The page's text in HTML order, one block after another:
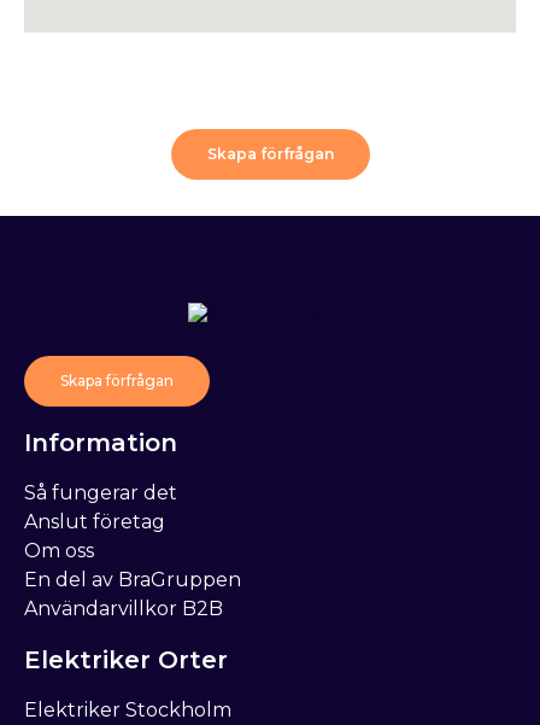
Skapa förfrågan
Elektriker Orter
Elektriker Stockholm
Information
Så fungerar det
Anslut företag
Om oss
En del av BraGruppen
Användarvillkor B2B
Skapa förfrågan